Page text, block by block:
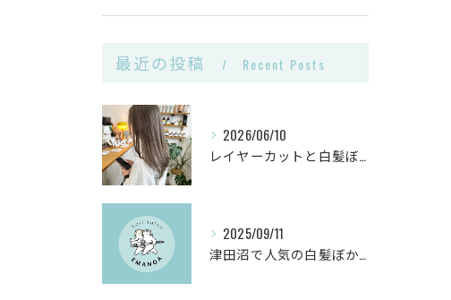
最近の投稿 Recent Posts
2026/06/10
レイヤーカットと白髪ぼかしカラーで千葉県船橋市の髪悩みを解決
2025/09/11
津田沼で人気の白髪ぼかしヘアサロンとは？